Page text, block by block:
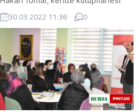
olmayan 27 okulun kütüphaneye
kavuştuğunu belirterek
’Kütüphaneler Haftası ...
30.03.2022 11:36 0